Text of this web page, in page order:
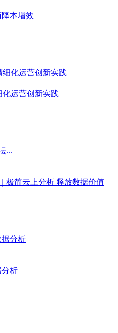
本增效
化运营创新实践
极简云上分析 释放数据价值
分析